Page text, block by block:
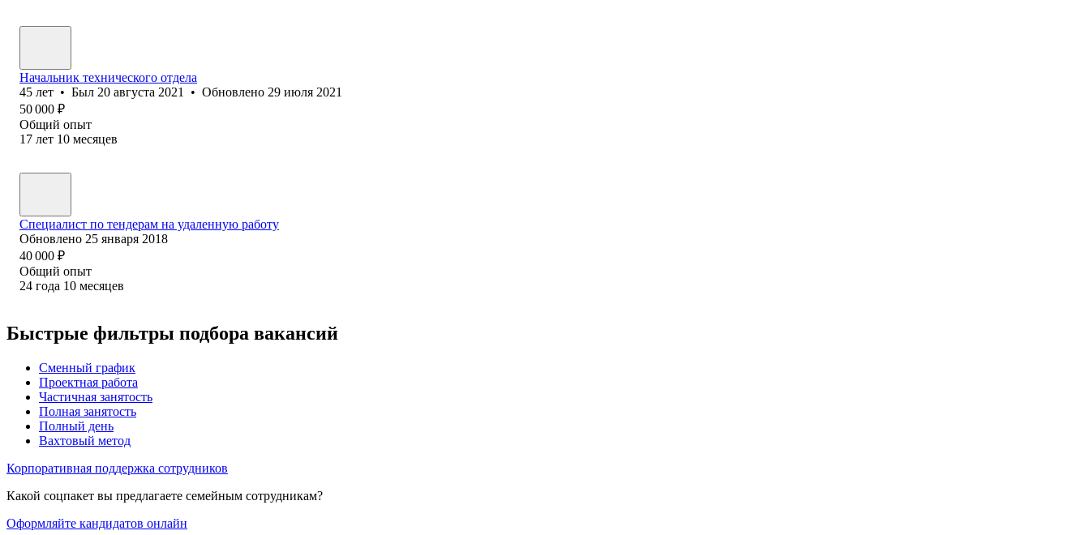
Начальник технического отдела
45 лет • Был 20 августа 2021 • Обновлено 29 июля 2021
50 000 ₽
Общий опыт
17 лет 10 месяцев
Специалист по тендерам на удаленную работу
Обновлено 25 января 2018
40 000 ₽
Общий опыт
24 года 10 месяцев
Быстрые фильтры подбора вакансий
Сменный график
Проектная работа
Частичная занятость
Полная занятость
Полный день
Вахтовый метод
Корпоративная поддержка сотрудников
Какой соцпакет вы предлагаете семейным сотрудникам?
Оформляйте кандидатов онлайн